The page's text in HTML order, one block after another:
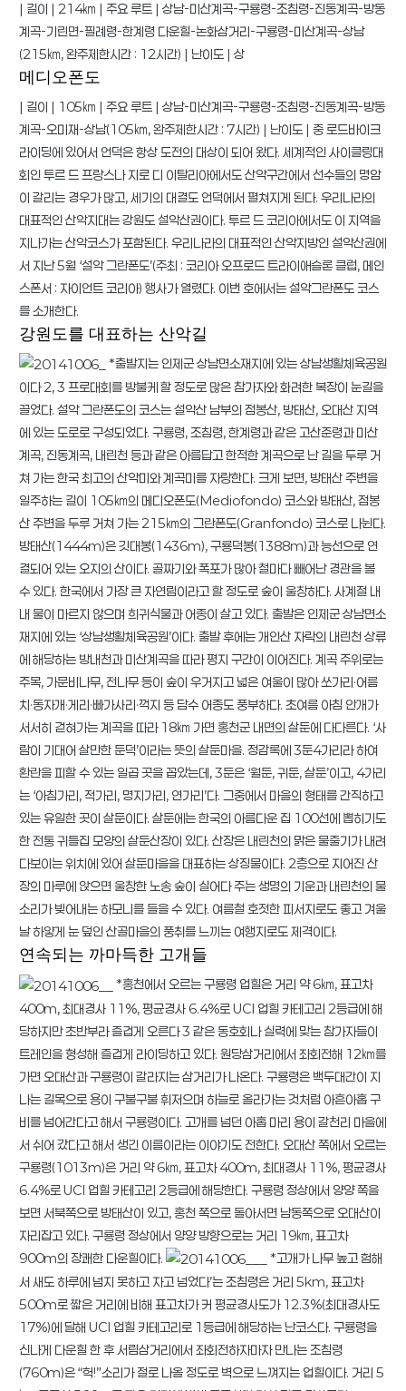
| 길이 | 214㎞ | 주요 루트 | 상남-미산계곡-구룡령-조침령-진동계곡-방동
계곡-기린면-필례령-한계령 다운힐-논화삼거리-구룡령-미산계곡-상남
(215㎞, 완주제한시간 : 12시간) | 난이도 | 상
메디오폰도
| 길이 | 105㎞ | 주요 루트 | 상남-미산계곡-구룡령-조침령-진동계곡-방동
계곡-오미재-상남(105㎞, 완주제한시간 : 7시간) | 난이도 | 중 로드바이크
라이딩에 있어서 언덕은 항상 도전의 대상이 되어 왔다. 세계적인 사이클링대
회인 투르 드 프랑스나 지로 디 이탈리아에서도 산악구간에서 선수들의 명암
이 갈리는 경우가 많고, 세기의 대결도 언덕에서 펼쳐지게 된다. 우리나라의
대표적인 산악지대는 강원도 설악산권이다. 투르 드 코리아에서도 이 지역을
지나가는 산악코스가 포함된다. 우리나라의 대표적인 산악지방인 설악산권에
서 지난 5월 ‘설악 그란폰도’(주최 : 코리아 오프로드 트라이애슬론 클럽, 메인
스폰서 : 자이언트 코리아) 행사가 열렸다. 이번 호에서는 설악그란폰도 코스
를 소개한다.
강원도를 대표하는 산악길
*출발지는 인제군 상남면소재지에 있는 상남생활체육공원
이다 2, 3 프로대회를 방불케 할 정도로 많은 참가자와 화려한 복장이 눈길을
끌었다. 설악 그란폰도의 코스는 설악산 남부의 점봉산, 방태산, 오대산 지역
에 있는 도로로 구성되었다. 구룡령, 조침령, 한계령과 같은 고산준령과 미산
계곡, 진동계곡, 내린천 등과 같은 아름답고 한적한 계곡으로 난 길을 두루 거
쳐 가는 한국 최고의 산악미와 계곡미를 자랑한다. 크게 보면, 방태산 주변을
일주하는 길이 105㎞의 메디오폰도(Mediofondo) 코스와 방태산, 점봉
산 주변을 두루 거쳐 가는 215㎞의 그란폰도(Granfondo) 코스로 나뉜다.
방태산(1444m)은 깃대봉(1436m), 구룡덕봉(1388m)과 능선으로 연
결되어 있는 오지의 산이다. 골짜기와 폭포가 많아 철마다 빼어난 경관을 볼
수 있다. 한국에서 가장 큰 자연림이라고 할 정도로 숲이 울창하다. 사계절 내
내 물이 마르지 않으며 희귀식물과 어종이 살고 있다. 출발은 인제군 상남면소
재지에 있는 ‘상남생활체육공원’이다. 출발 후에는 개인산 자락의 내린천 상류
에 해당하는 방내천과 미산계곡을 따라 평지 구간이 이어진다. 계곡 주위로는
주목, 가문비나무, 전나무 등이 숲이 우거지고 넓은 여울이 많아 쏘가리·어름
치·동자개·게리·빠가사리·꺽지 등 담수 어종도 풍부하다. 초여름 아침 안개가
서서히 걷혀가는 계곡을 따라 18㎞ 가면 홍천군 내면의 살둔에 다다른다. ‘사
람이 기대어 살만한 둔덕’이라는 뜻의 살둔마을. 정감록에 3둔4가리라 하여
환란을 피할 수 있는 일곱 곳을 꼽았는데, 3둔은 ‘월둔, 귀둔, 살둔’이고, 4가리
는 ‘아침가리, 적가리, 명지가리, 연가리’다. 그중에서 마을의 형태를 간직하고
있는 유일한 곳이 살둔이다. 살둔에는 한국의 아름다운 집 100선에 뽑히기도
한 전통 귀틀집 모양의 살둔산장이 있다. 산장은 내린천의 맑은 물줄기가 내려
다보이는 위치에 있어 살둔마을을 대표하는 상징물이다. 2층으로 지어진 산
장의 마루에 앉으면 울창한 노송 숲이 실어다 주는 생명의 기운과 내린천의 물
소리가 빚어내는 하모니를 들을 수 있다. 여름철 호젓한 피서지로도 좋고 겨울
날 하얗게 눈 덮인 산골마을의 풍취를 느끼는 여행지로도 제격이다.
연속되는 까마득한 고개들
*홍천에서 오르는 구룡령 업힐은 거리 약 6㎞, 표고차
400m, 최대경사 11%, 평균경사 6.4%로 UCI 업힐 카테고리 2등급에 해
당하지만 초반부라 즐겁게 오른다 3 같은 동호회나 실력에 맞는 참가자들이
트레인을 형성해 즐겁게 라이딩하고 있다. 원당삼거리에서 좌회전해 12㎞를
가면 오대산과 구룡령이 갈라지는 삼거리가 나온다. 구룡령은 백두대간이 지
나는 길목으로 용이 구불구불 휘저으며 하늘로 올라가는 것처럼 아흔아홉 구
비를 넘어간다고 해서 구룡령이다. 고개를 넘던 아홉 마리 용이 갈천리 마을에
서 쉬어 갔다고 해서 생긴 이름이라는 이야기도 전한다. 오대산 쪽에서 오르는
구룡령(1013m)은 거리 약 6㎞, 표고차 400m, 최대경사 11%, 평균경사
6.4%로 UCI 업힐 카테고리 2등급에 해당한다. 구룡령 정상에서 양양 쪽을
보면 서북쪽으로 방태산이 있고, 홍천 쪽으로 돌아서면 남동쪽으로 오대산이
자리잡고 있다. 구룡령 정상에서 양양 방향으로는 거리 19㎞, 표고차
900m의 장쾌한 다운힐이다.
*고개가 나무 높고 험해
서 새도 하루에 넘지 못하고 자고 넘었다’는 조침령은 거리 5km, 표고차
500m로 짧은 거리에 비해 표고차가 커 평균경사도가 12.3%(최대경사도
17%)에 달해 UCI 업힐 카테고리로 1등급에 해당하는 난코스다. 구룡령을
신나게 다운힐 한 후 서림삼거리에서 좌회전하자마자 만나는 조침령
(760m)은 “헉!”소리가 절로 나올 정도로 벽으로 느껴지는 업힐이다. 거리 5